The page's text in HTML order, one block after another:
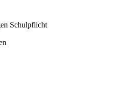
Schulpflicht